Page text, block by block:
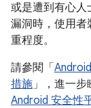
或是遭到有心人
漏洞時，使用者
重程度。
請參閱「
措施」，進一
Android 安全性